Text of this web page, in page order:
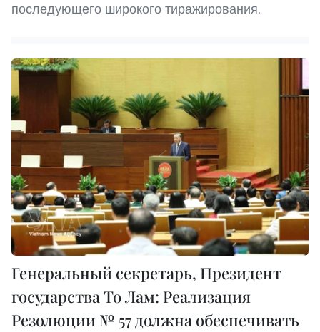
последующего широкого тиражирования.
Генеральный секретарь, Президент
государства То Лам: Реализация
Резолюции № 57 должна обеспечивать